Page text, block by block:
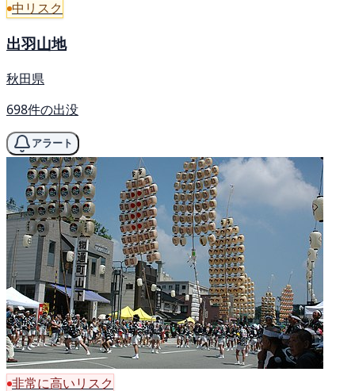
中リスク
出羽山地
秋田県
698件の出没
アラート
非常に高いリスク